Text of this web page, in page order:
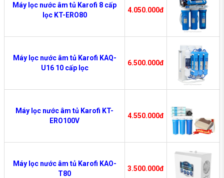
Máy lọc nước âm tủ Karofi 8 cấp
lọc KT-ERO80
4.050.000đ
Máy lọc nước âm tủ Karofi KAQ-
U16 10 cấp lọc
6.500.000đ
Máy lọc nước âm tủ Karofi KT-
ERO100V
4.550.000đ
Máy lọc nước âm tủ Karofi KAO-
T80
3.500.000đ